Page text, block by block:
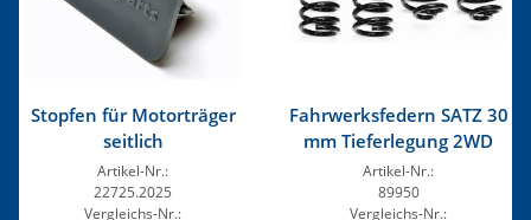
Stopfen für Motorträger
seitlich
Artikel-Nr.:
22725.2025
Vergleichs-Nr.:
Fahrwerksfedern SATZ 30
mm Tieferlegung 2WD
Artikel-Nr.:
89950
Vergleichs-Nr.: